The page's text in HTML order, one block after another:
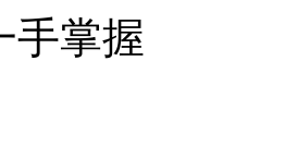
手掌握